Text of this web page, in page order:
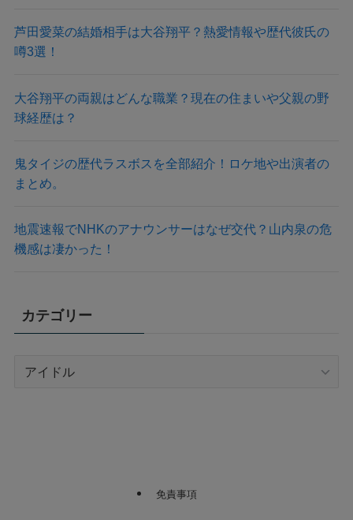
芦田愛菜の結婚相手は大谷翔平？熱愛情報や歴代彼氏の
噂3選！
大谷翔平の両親はどんな職業？現在の住まいや父親の野
球経歴は？
鬼タイジの歴代ラスボスを全部紹介！ロケ地や出演者の
まとめ。
地震速報でNHKのアナウンサーはなぜ交代？山内泉の危
機感は凄かった！
カテゴリー
免責事項